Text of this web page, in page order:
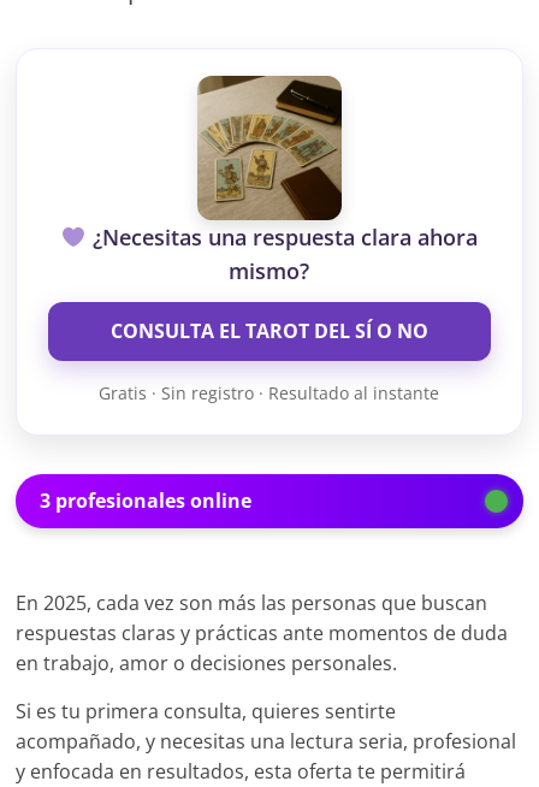
¿Necesitas una respuesta clara ahora
mismo?
CONSULTA EL TAROT DEL SÍ O NO
Gratis · Sin registro · Resultado al instante
3 profesionales online
En 2025, cada vez son más las personas que buscan
respuestas claras y prácticas ante momentos de duda
en trabajo, amor o decisiones personales.
Si es tu primera consulta, quieres sentirte
acompañado, y necesitas una lectura seria, profesional
y enfocada en resultados, esta oferta te permitirá